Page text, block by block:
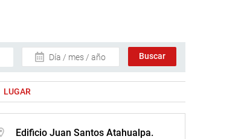
Día / mes / año
LUGAR
Edificio Juan Santos Atahualpa.